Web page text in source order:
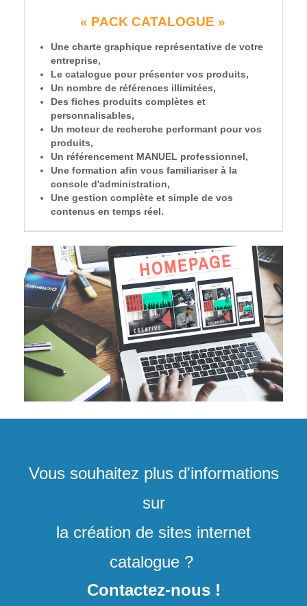
« PACK CATALOGUE »
Une charte graphique représentative de votre
entreprise,
Le catalogue pour présenter vos produits,
Un nombre de références illimitées,
Des fiches produits complètes et
personnalisables,
Un moteur de recherche performant pour vos
produits,
Un référencement MANUEL professionnel,
Une formation afin vous familiariser à la
console d'administration,
Une gestion complète et simple de vos
contenus en temps réel.
Vous souhaitez plus d'informations
sur
la création de sites internet
catalogue ?
Contactez-nous !